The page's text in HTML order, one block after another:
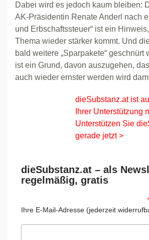
Dabei wird es jedoch kaum bleiben:
AK-Präsidentin Renate Anderl nach
und Erbschaftssteuer“ ist ein
Thema wieder stärker kommt. Und
bald weitere „Sparpakete“ geschnürt
ist ein Grund, davon auszugehen,
auch wieder ernster werden wird
dieSubstanz.at ist
Ihrer Unterstützung
Unterstützen Sie
gerade jetzt >
dieSubstanz.at – als
regelmäßig, gratis
Ihre E-Mail-Adresse (jederzeit